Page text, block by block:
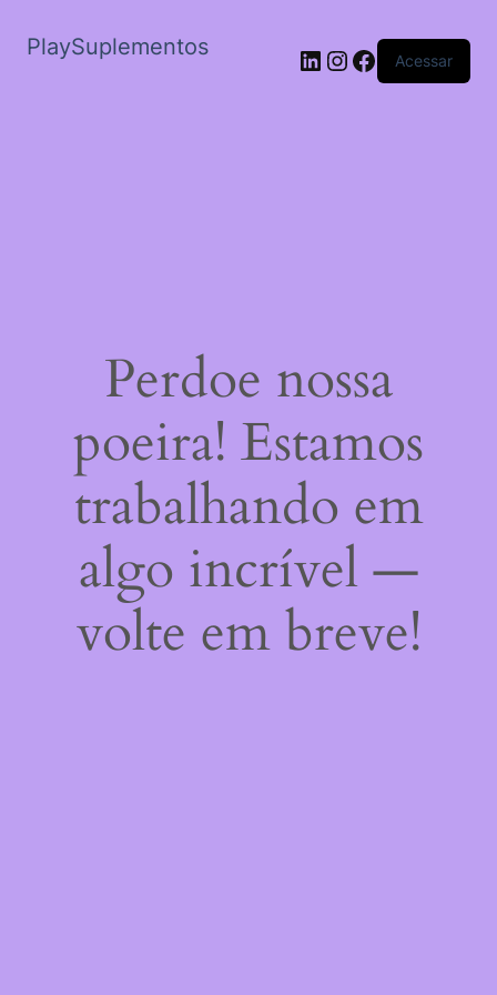
PlaySuplementos LinkedIn
Instagram
Facebook
Acessar
Perdoe nossa
poeira! Estamos
trabalhando em
algo incrível —
volte em breve!